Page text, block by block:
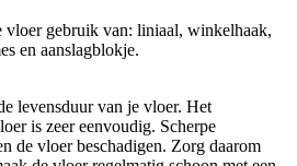
vloer gebruik van: liniaal, winkelhaak,
en aanslagblokje.
levensduur van je vloer. Het
is zeer eenvoudig. Scherpe
de vloer beschadigen. Zorg daarom